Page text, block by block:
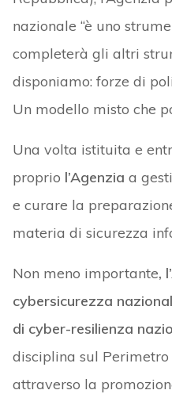
nazionale “è uno
completerà gli altri
disponiamo: forze di
Un modello misto che
Una volta istituita e
proprio l’Agenzia a
e curare la
materia di sicurezza
Non meno importante,
cybersicurezza
di cyber-resilienza
disciplina sul Perimetro
attraverso la